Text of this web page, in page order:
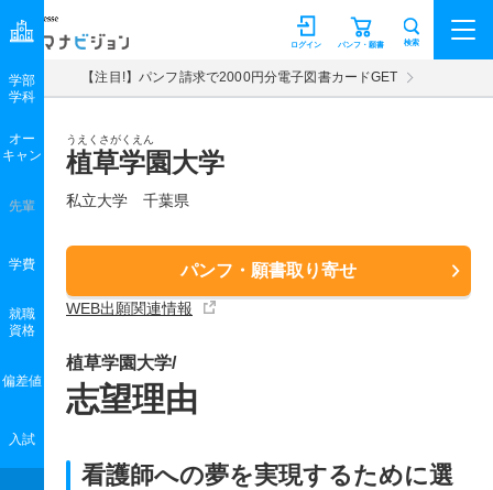
マナビジョン パンフ・願書
ログイン 検索
【注目!】パンフ請求で2000円分電子図書カードGET
うえくさがくえん
植草学園大学
私立大学 千葉県
パンフ・願書取り寄せ
WEB出願関連情報
学部
学科
オー
キャン
先輩
学費
就職
資格
偏差値
入試
植草学園大学/
志望理由
看護師への夢を実現するために選